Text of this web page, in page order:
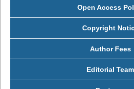
Open Access
Copyright
Author Fees
Editorial Team